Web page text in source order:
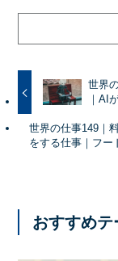
世界
｜AI
世界の仕事149｜
をする仕事｜フー
おすすめテ